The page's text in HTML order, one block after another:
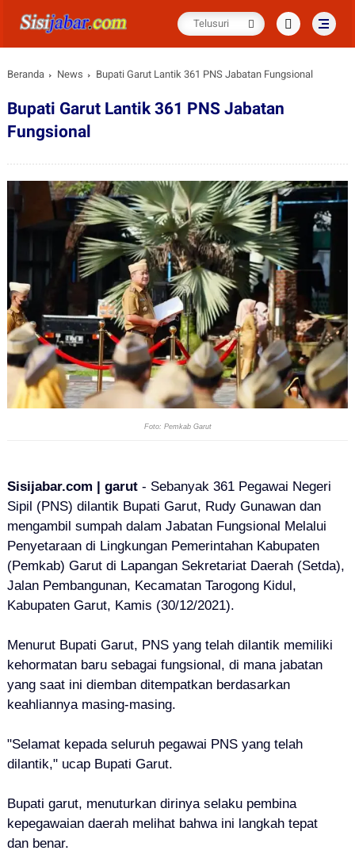
Beranda News Bupati Garut Lantik 361 PNS Jabatan Fungsional
Bupati Garut Lantik 361 PNS Jabatan
Fungsional
Foto: Pemkab Garut
Sisijabar.com | garut- Sebanyak 361 Pegawai Negeri
Sipil (PNS) dilantik Bupati Garut, Rudy Gunawan dan
mengambil sumpah dalam Jabatan Fungsional Melalui
Penyetaraan di Lingkungan Pemerintahan Kabupaten
(Pemkab) Garut di Lapangan Sekretariat Daerah (Setda),
Jalan Pembangunan, Kecamatan Tarogong Kidul,
Kabupaten Garut, Kamis (30/12/2021).
Menurut Bupati Garut, PNS yang telah dilantik memiliki
kehormatan baru sebagai fungsional, di mana jabatan
yang saat ini diemban ditempatkan berdasarkan
keahliannya masing-masing.
"Selamat kepada seluruh pegawai PNS yang telah
dilantik," ucap Bupati Garut.
Bupati garut, menuturkan dirinya selaku pembina
kepegawaian daerah melihat bahwa ini langkah tepat
danbenar.